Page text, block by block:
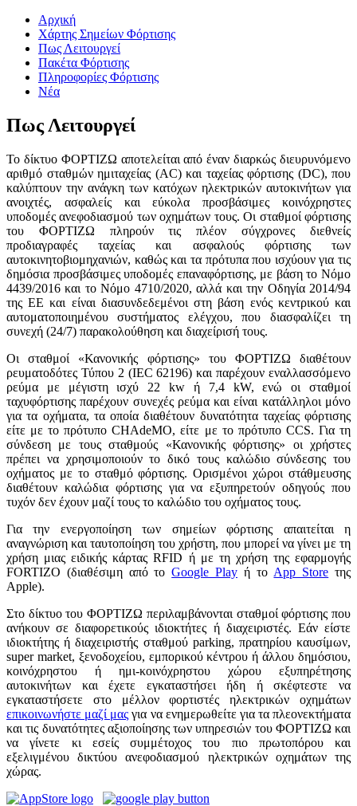
Αρχική
Χάρτης Σημείων Φόρτισης
Πως Λειτουργεί
Πακέτα Φόρτισης
Πληροφορίες Φόρτισης
Νέα
Πως Λειτουργεί
Το δίκτυο ΦΟΡΤΙΖΩ αποτελείται από έναν διαρκώς διευρυνόμενο
αριθμό σταθμών ημιταχείας (ΑC) και ταχείας φόρτισης (DC), που
καλύπτουν την ανάγκη των κατόχων ηλεκτρικών αυτοκινήτων για
ανοιχτές, ασφαλείς και εύκολα προσβάσιμες κοινόχρηστες
υποδομές ανεφοδιασμού των οχημάτων τους. Οι σταθμοί φόρτισης
του ΦΟΡΤΙΖΩ πληρούν τις πλέον σύγχρονες διεθνείς
προδιαγραφές ταχείας και ασφαλούς φόρτισης των
αυτοκινητοβιομηχανιών, καθώς και τα πρότυπα που ισχύουν για τις
δημόσια προσβάσιμες υποδομές επαναφόρτισης, με βάση το Νόμο
4439/2016 και το Νόμο 4710/2020, αλλά και την Οδηγία 2014/94
της ΕΕ και είναι διασυνδεδεμένοι στη βάση ενός κεντρικού και
αυτοματοποιημένου συστήματος ελέγχου, που διασφαλίζει τη
συνεχή (24/7) παρακολούθηση και διαχείρισή τους.
Οι σταθμοί «Κανονικής φόρτισης» του ΦΟΡΤΙΖΩ διαθέτουν
ρευματοδότες Τύπου 2 (IEC 62196) και παρέχουν εναλλασσόμενο
ρεύμα με μέγιστη ισχύ 22 kw ή 7,4 kW, ενώ οι σταθμοί
ταχυφόρτισης παρέχουν συνεχές ρεύμα και είναι κατάλληλοι μόνο
για τα οχήματα, τα οποία διαθέτουν δυνατότητα ταχείας φόρτισης
είτε με το πρότυπο CHAdeMO, είτε με το πρότυπο CCS. Για τη
σύνδεση με τους σταθμούς «Κανονικής φόρτισης» οι χρήστες
πρέπει να χρησιμοποιούν το δικό τους καλώδιο σύνδεσης του
οχήματος με το σταθμό φόρτισης. Ορισμένοι χώροι στάθμευσης
διαθέτουν καλώδια φόρτισης για να εξυπηρετούν οδηγούς που
τυχόν δεν έχουν μαζί τους το καλώδιο του οχήματος τους.
Για την ενεργοποίηση των σημείων φόρτισης απαιτείται η
αναγνώριση και ταυτοποίηση του χρήστη, που μπορεί να γίνει με τη
χρήση μιας ειδικής κάρτας RFID ή με τη χρήση της εφαρμογής
FORTIZO (διαθέσιμη από τοGoogle Play ή το App Store της
Apple).
Στο δίκτυο του ΦΟΡΤΙΖΩ περιλαμβάνονται σταθμοί φόρτισης που
ανήκουν σε διαφορετικούς ιδιοκτήτες ή διαχειριστές. Εάν είστε
ιδιοκτήτης ή διαχειριστής σταθμού parking, πρατηρίου καυσίμων,
super market, ξενοδοχείου, εμπορικού κέντρου ή άλλου δημόσιου,
κοινόχρηστου ή ημι-κοινόχρηστου χώρου εξυπηρέτησης
αυτοκινήτων και έχετε εγκαταστήσει ήδη ή σκέφτεστε να
εγκαταστήσετε στο μέλλον φορτιστές ηλεκτρικών οχημάτων
επικοινωνήστε μαζί μας για να ενημερωθείτε για τα πλεονεκτήματα
και τις δυνατότητες αξιοποίησης των υπηρεσιών του ΦΟΡΤΙΖΩ και
να γίνετε κι εσείς συμμέτοχος του πιο πρωτοπόρου και
εξελιγμένου δικτύου ανεφοδιασμού ηλεκτρικών οχημάτων της
χώρας.